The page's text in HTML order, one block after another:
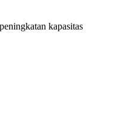
kapasitas